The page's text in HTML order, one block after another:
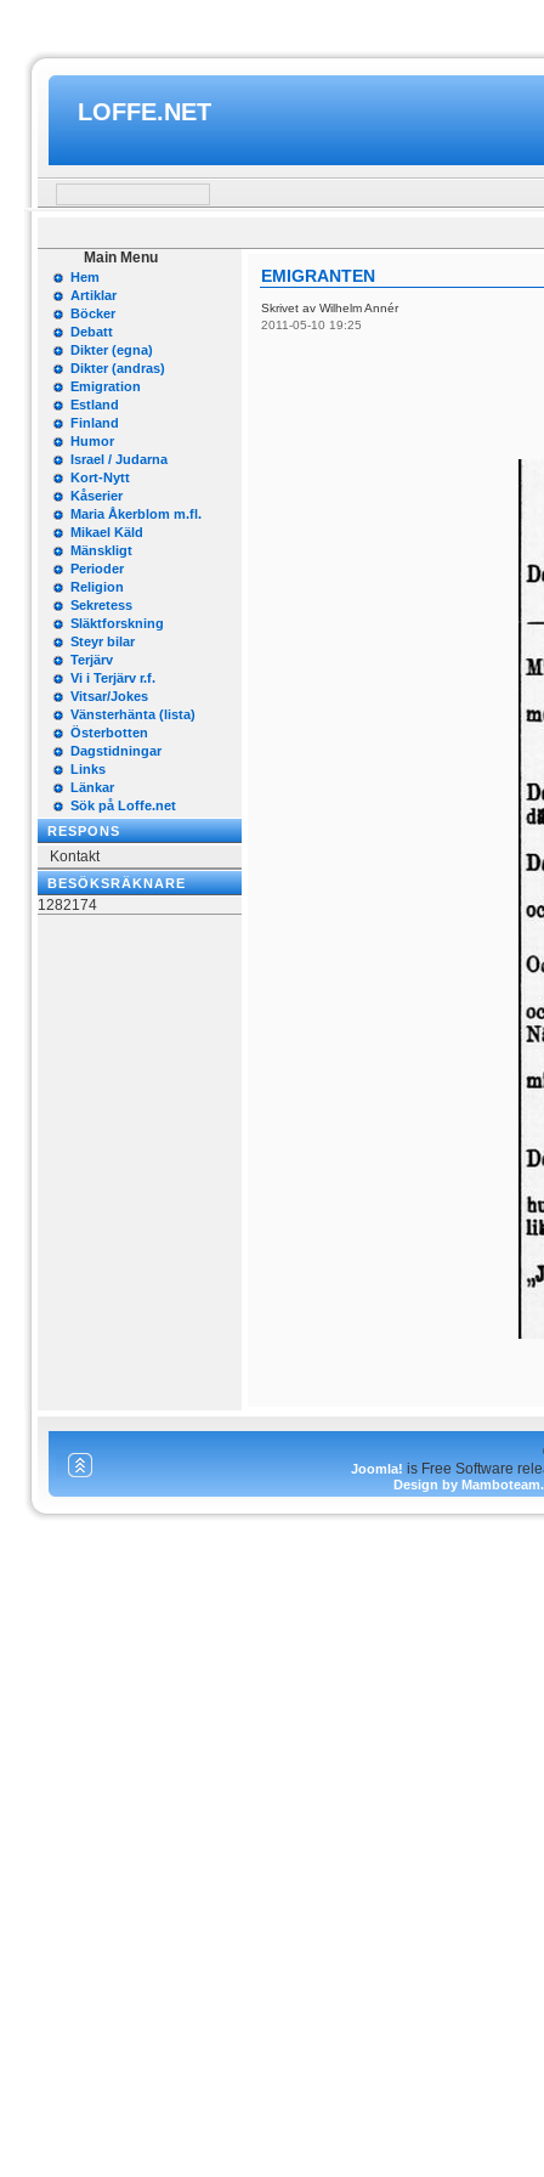
LOFFE.NET
Main Menu
Hem
Artiklar
Böcker
Debatt
Dikter (egna)
Dikter (andras)
Emigration
Estland
Finland
Humor
Israel / Judarna
Kort-Nytt
Kåserier
Maria Åkerblom m.fl.
Mikael Käld
Mänskligt
Perioder
Religion
Sekretess
Släktforskning
Steyr bilar
Terjärv
Vi i Terjärv r.f.
Vitsar/Jokes
Vänsterhänta (lista)
Österbotten
Dagstidningar
Links
Länkar
Sök på Loffe.net
RESPONS
Kontakt
BESÖKSRÄKNARE
1282174
EMIGRANTEN
Skrivet av Wilhelm Annér
2011-05-10 19:25
Joomla! is Free Software
Design by